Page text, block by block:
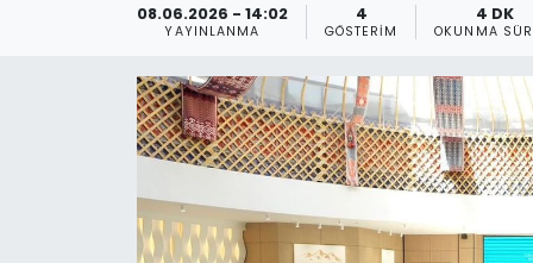
08.06.2026 - 14:02
YAYINLANMA
4
GÖSTERIM
4 DK
OKUNMA
KKTC YEREL SEÇİM 2018
Kültür Sanat